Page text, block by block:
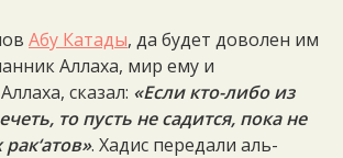
Абу Катады, да будет доволен им
Аллаха, мир ему и
сказал: «Если кто-либо из
то пусть не садится, пока не
. Хадис передали аль-